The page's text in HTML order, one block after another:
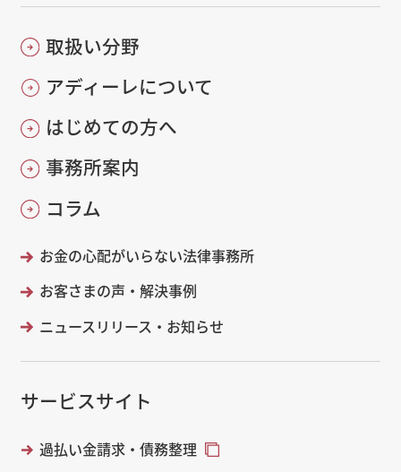
取扱い分野
アディーレについて
はじめての方へ
事務所案内
コラム
お金の心配がいらない法律事務所
お客さまの声・解決事例
ニュースリリース・お知らせ
サービスサイト
過払い金請求・債務整理